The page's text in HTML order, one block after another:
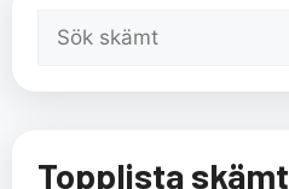
Sök
Topplista skämt